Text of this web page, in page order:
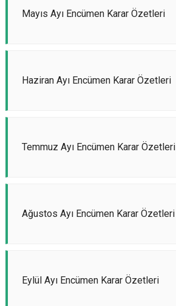
Mayıs Ayı Encümen Karar Özetleri
Haziran Ayı Encümen Karar Özetleri
Temmuz Ayı Encümen Karar Özetleri
Ağustos Ayı Encümen Karar Özetleri
Eylül Ayı Encümen Karar Özetleri